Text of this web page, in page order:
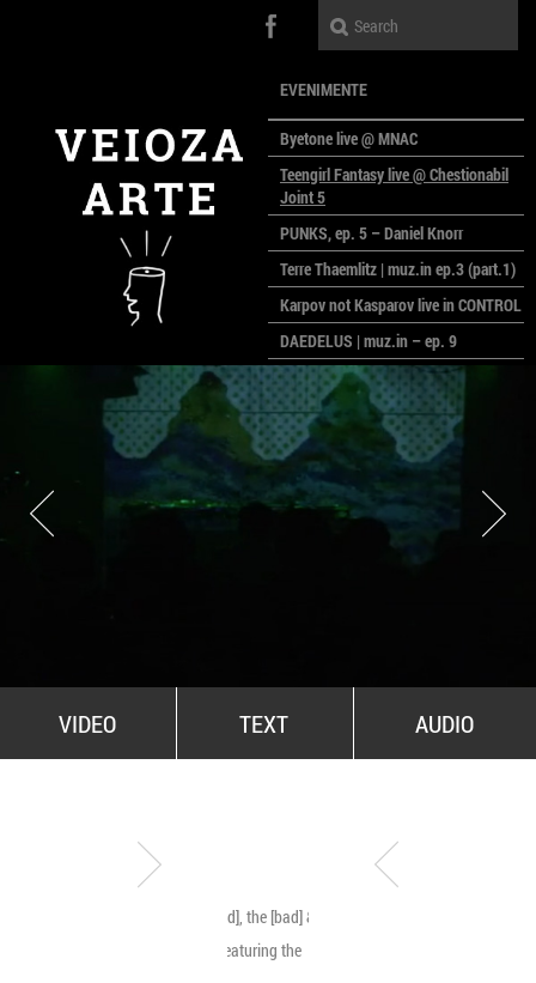
EVENIMENTE
Byetone live @ MNAC
Teengirl Fantasy live @ Chestionabil
Joint 5
PUNKS, ep. 5 – Daniel Knorr
Terre Thaemlitz | muz.in ep.3 (part.1)
Karpov not Kasparov live in CONTROL
DAEDELUS | muz.in – ep. 9
LALELE, LALELE – prima premieră a
anului la MACAZ
CinePOLSKA – filme poloneze la
București
PEOPLE OF ROMANIA se lansează la
galeria Simeza
All Stars For Outernational
VIDEO TEXT AUDIO
The [good], the [bad] & the
[ugly]… featuring the